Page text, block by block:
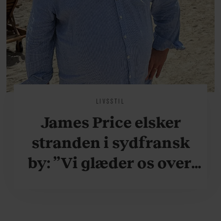
LIVSSTIL
James Price elsker
stranden i sydfransk
by: ”Vi glæder os over,